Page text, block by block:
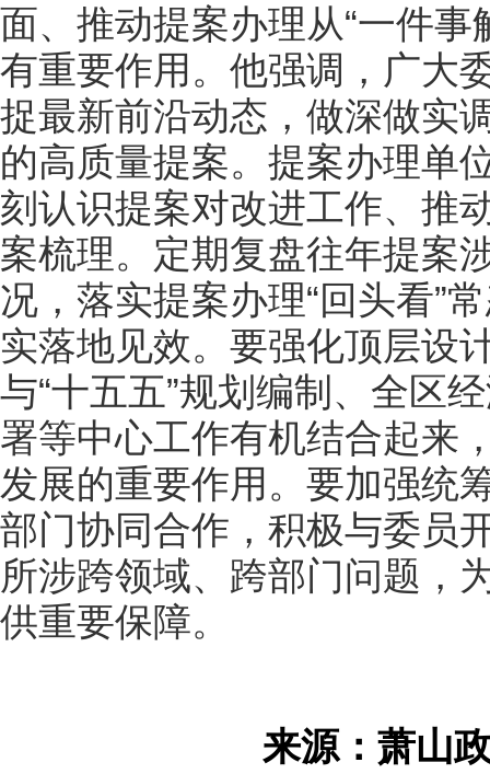
面、推动提案办理从“一件事
有重要作用。他强调，广大
捉最新前沿动态，做深做实
的高质量提案。提案办理单
刻认识提案对改进工作、推
案梳理。定期复盘往年提案
况，落实提案办理“回头看”
实落地见效。要强化顶层设
与“十五五”规划编制、全区
署等中心工作有机结合起来
发展的重要作用。要加强统
部门协同合作，积极与委员
所涉跨领域、跨部门问题，
供重要保障。
来源：萧